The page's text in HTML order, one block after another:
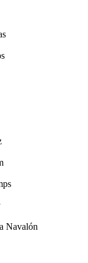
Navalón